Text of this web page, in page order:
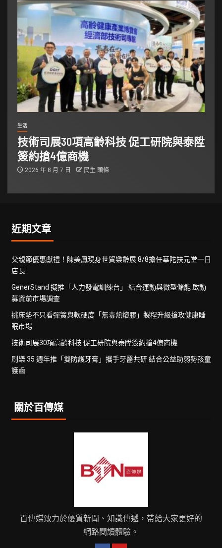
生活
技術司展30項高齡科技 促工研院與泰陞
簽約搶4億商機
2026 年 8 月 7 日 民生 頭條
近期文章
父親節優惠獻禮！陳美鳳現身世貿樂齡展 8/8擔任華陀扶元堂一日
店長
GenerStand 擬推「人力發電訓練台」 結合運動與微型儲能 啟動
募資前市場調查
挑床墊不只看彈簧與軟硬度「無毒熱熔膠」製程升級搶攻健康睡
眠市場
技術司展30項高齡科技 促工研院與泰陞簽約搶4億商機
刷樂 35 週年推「雙防護牙膏」攜手牙醫共研 結合公益助弱勢孩童
護齒
關於百傳媒
百傳媒致力於優質新聞、知識傳遞，帶給大家更好的
網路閱讀體驗。